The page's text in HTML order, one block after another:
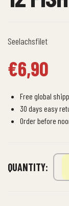
Seelachsfilet
€6,90
Free global
30 days easy
Order before
QUANTITY: